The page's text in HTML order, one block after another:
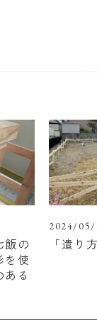
飯の
を使
る
2024/05/
「遣り